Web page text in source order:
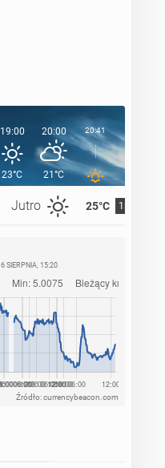
Jutro 25°C 13°C
19:00
23°C
20:00
21°C
20:41 21:00
6 SIERPNIA, 15:20
Źródło: currencybeacon.com